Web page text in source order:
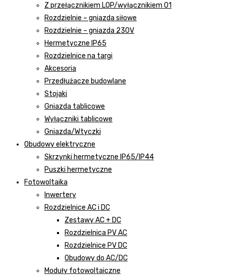
Z przełącznikiem LOP/wyłącznikiem 01
Rozdzielnie – gniazda siłowe
Rozdzielnie – gniazda 230V
Hermetyczne IP65
Rozdzielnice na targi
Akcesoria
Przedłużacze budowlane
Stojaki
Gniazda tablicowe
Wyłączniki tablicowe
Gniazda/Wtyczki
Obudowy elektryczne
Skrzynki hermetyczne IP65/IP44
Puszki hermetyczne
Fotowoltaika
Inwertery
Rozdzielnice AC i DC
Zestawy AC + DC
Rozdzielnica PV AC
Rozdzielnice PV DC
Obudowy do AC/DC
Moduły fotowoltaiczne